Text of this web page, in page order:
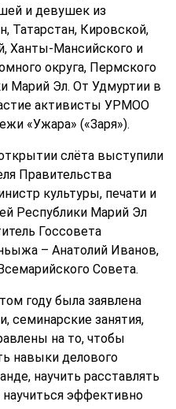
и девушек из
Татарстан, Кировской,
Ханты-Мансийского и
округа, Пермского
Марий Эл. От Удмуртии в
активисты УРМОО
«Ужара» («Заря»).
слёта выступили
Правительства
культуры, печати и
Республики Марий Эл
Госсовета
– Анатолий Иванов,
Совета.
году была заявлена
семинарские занятия,
на то, чтобы
навыки делового
научить расставлять
эффективно